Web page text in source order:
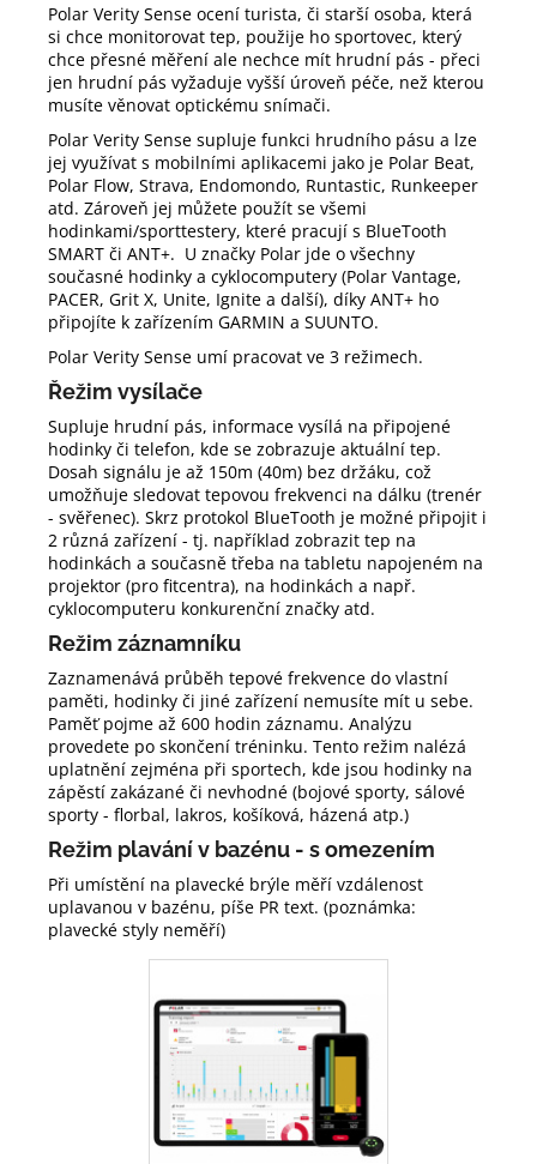
Polar Verity Sense ocení turista, či starší osoba, která
si chce monitorovat tep, použije ho sportovec, který
chce přesné měření ale nechce mít hrudní pás - přeci
jen hrudní pás vyžaduje vyšší úroveň péče, než kterou
musíte věnovat optickému snímači.
Polar Verity Sense supluje funkci hrudního pásu a lze
jej využívat s mobilními aplikacemi jako je Polar Beat,
Polar Flow, Strava, Endomondo, Runtastic, Runkeeper
atd. Zároveň jej můžete použít se všemi
hodinkami/sporttestery, které pracují s BlueTooth
SMART či ANT+. U značky Polar jde o všechny
současné hodinky a cyklocomputery (Polar Vantage,
PACER, Grit X, Unite, Ignite a další), díky ANT+ ho
připojíte k zařízením GARMIN a SUUNTO.
Polar Verity Sense umí pracovat ve 3 režimech.
Řežim vysílače
Supluje hrudní pás, informace vysílá na připojené
hodinky či telefon, kde se zobrazuje aktuální tep.
Dosah signálu je až 150m (40m) bez držáku, což
umožňuje sledovat tepovou frekvenci na dálku (trenér
- svěřenec). Skrz protokol BlueTooth je možné připojit i
2 různá zařízení - tj. například zobrazit tep na
hodinkách a současně třeba na tabletu napojeném na
projektor (pro fitcentra), na hodinkách a např.
cyklocomputeru konkurenční značky atd.
Režim záznamníku
Zaznamenává průběh tepové frekvence do vlastní
paměti, hodinky či jiné zařízení nemusíte mít u sebe.
Paměť pojme až 600 hodin záznamu. Analýzu
provedete po skončení tréninku. Tento režim nalézá
uplatnění zejména při sportech, kde jsou hodinky na
zápěstí zakázané či nevhodné (bojové sporty, sálové
sporty - florbal, lakros, košíková, házená atp.)
Režim plavání v bazénu - s omezením
Při umístění na plavecké brýle měří vzdálenost
uplavanou v bazénu, píše PR text. (poznámka:
plavecké styly neměří)